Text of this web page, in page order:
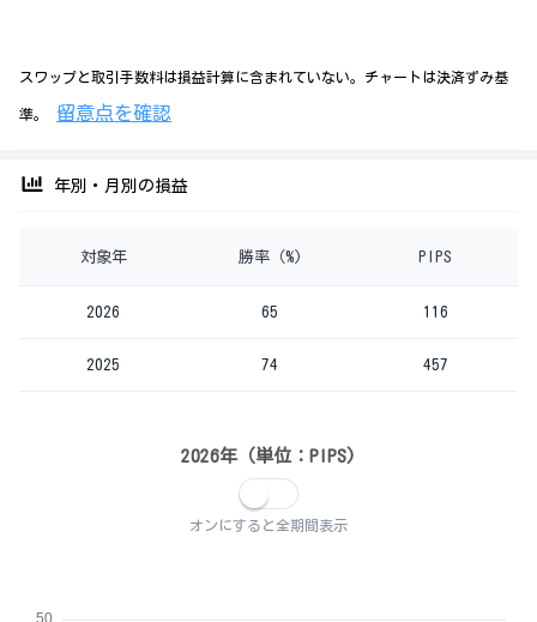
スワップと取引手数料は損益計算に含まれていない。チャートは決済ずみ基
準。 留意点を確認
年別・月別の損益
対象年 勝率（%) PIPS
2026 65 116
2025 74 457
2026年（単位：PIPS)
オンにすると全期間表示